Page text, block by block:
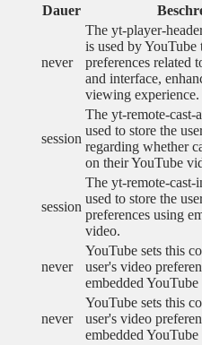
Dauer
never
The yt-player-
is used by YouTube
preferences related
and interface,
viewing experience.
session
The yt-remote-cast-
used to store the
regarding whether
on their YouTube
session
The yt-remote-cast-
used to store the
preferences using
video.
never
YouTube sets this
user's video
embedded
never
YouTube sets this
user's video
embedded